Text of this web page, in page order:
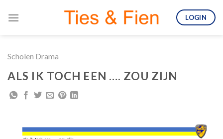
LOGIN
Scholen Drama
ALS IK TOCH EEN …. ZOU ZIJN